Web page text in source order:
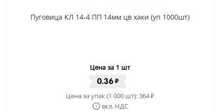
Пуговица КЛ 14-4 ПП 14мм цв хаки (уп 1000шт)
Цена за 1 шт
0.36 ₽
Цена за упак (1 000 шт):364₽
вкл. НДС